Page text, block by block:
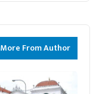
More From Author